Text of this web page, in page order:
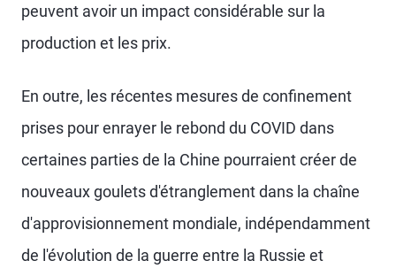
peuvent avoir un impact considérable sur la
production et les prix.
En outre, les récentes mesures de confinement
prises pour enrayer le rebond du COVID dans
certaines parties de la Chine pourraient créer de
nouveaux goulets d'étranglement dans la chaîne
d'approvisionnement mondiale, indépendamment
de l'évolution de la guerre entre la Russie et